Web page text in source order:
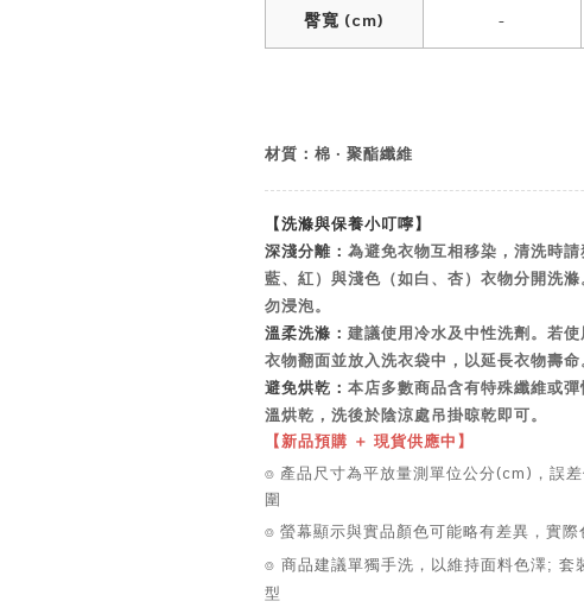
臀寬 (cm) -
材質：棉 ‧ 聚酯纖維
【洗滌與保養小叮嚀】
深淺分離： 為避免衣物互相移染，清洗時請
藍、紅）與淺色（如白、杏）衣物分開洗
勿浸泡。
溫柔洗滌： 建議使用冷水及中性洗劑。若
衣物翻面並放入洗衣袋中，以延長衣物壽命
避免烘乾： 本店多數商品含有特殊纖維或
溫烘乾，洗後於陰涼處吊掛晾乾即可。
【新品預購 ＋ 現貨供應中】
⌾ 產品尺寸為平放量測單位公分(cm)，誤
圍
⌾ 螢幕顯示與實品顏色可能略有差異，實際
⌾ 商品建議單獨手洗，以維持面料色澤; 套
型